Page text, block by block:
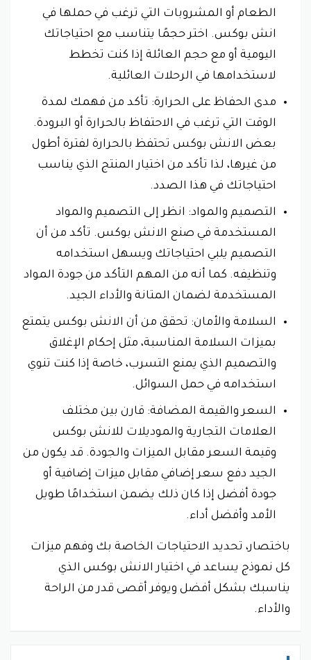
الطعام أو المشروبات التي ترغب في حملها في
انش بوكس. اختر حجمًا يتناسب مع احتياجاتك
اليومية أو مع حجم العائلة إذا كنت تخطط
لاستخدامها في الرحلات العائلية.
مدى الحفاظ على الحرارة: تأكد من فهمك لمدة
الوقت التي ترغب في الاحتفاظ بالحرارة أو البرودة.
بعض الانش بوكس تحتفظ بالحرارة لفترة أطول
من غيرها، لذا تأكد من اختيار المنتج الذي يناسب
احتياجاتك في هذا الصدد.
التصميم والمواد: انظر إلى التصميم والمواد
المستخدمة في صنع الانش بوكس. تأكد من أن
التصميم يلبي احتياجاتك ويسهل استخدامه
وتنظيفه. كما أنه من المهم التأكد من جودة المواد
المستخدمة لضمان المتانة والأداء الجيد.
السلامة والأمان: تحقق من أن الانش بوكس يتمتع
بميزات السلامة المناسبة، مثل إحكام الإغلاق
والتصميم الذي يمنع التسرب، خاصة إذا كنت تنوي
استخدامه في حمل السوائل.
السعر والقيمة المضافة: قارن بين مختلف
العلامات التجارية والموديلات للانش بوكس
وقيمة السعر مقابل الميزات والجودة. قد يكون من
الجيد دفع سعر إضافي مقابل ميزات إضافية أو
جودة أفضل إذا كان ذلك يضمن استخدامًا طويل
الأمد وأفضل أداء.
باختصار، تحديد الاحتياجات الخاصة بك وفهم ميزات
كل نموذج يساعد في اختيار الانش بوكس الذي
يناسبك بشكل أفضل ويوفر أقصى قدر من الراحة
والأداء.